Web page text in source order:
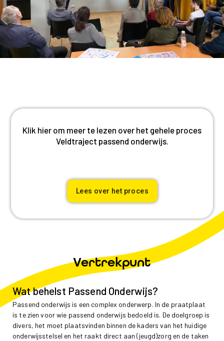
Klik hier om meer te lezen over het gehele proces
Veldtraject passend onderwijs.
Lees over het proces
Vertrekpunt
Wat behelst Passend Onderwijs?
Passend onderwijs is een complex onderwerp. In de praatplaat
is te zien voor wie passend onderwijs bedoeld is. De doelgroep is
divers, het moet plaatsvinden binnen de kaders van het huidige
onderwijsstelsel en het raakt direct aan (jeugd)zorg en de taken